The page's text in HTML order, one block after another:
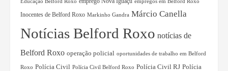
Inocentes de Belford Roxo Markinho Gandra Márcio Canella
Notícias Belford Roxo notícias de
Belford Roxo operação policial oportunidades de trabalho em Belford
Roxo Polícia Civil Polícia Civil Belford Roxo Polícia Civil RJ Polícia